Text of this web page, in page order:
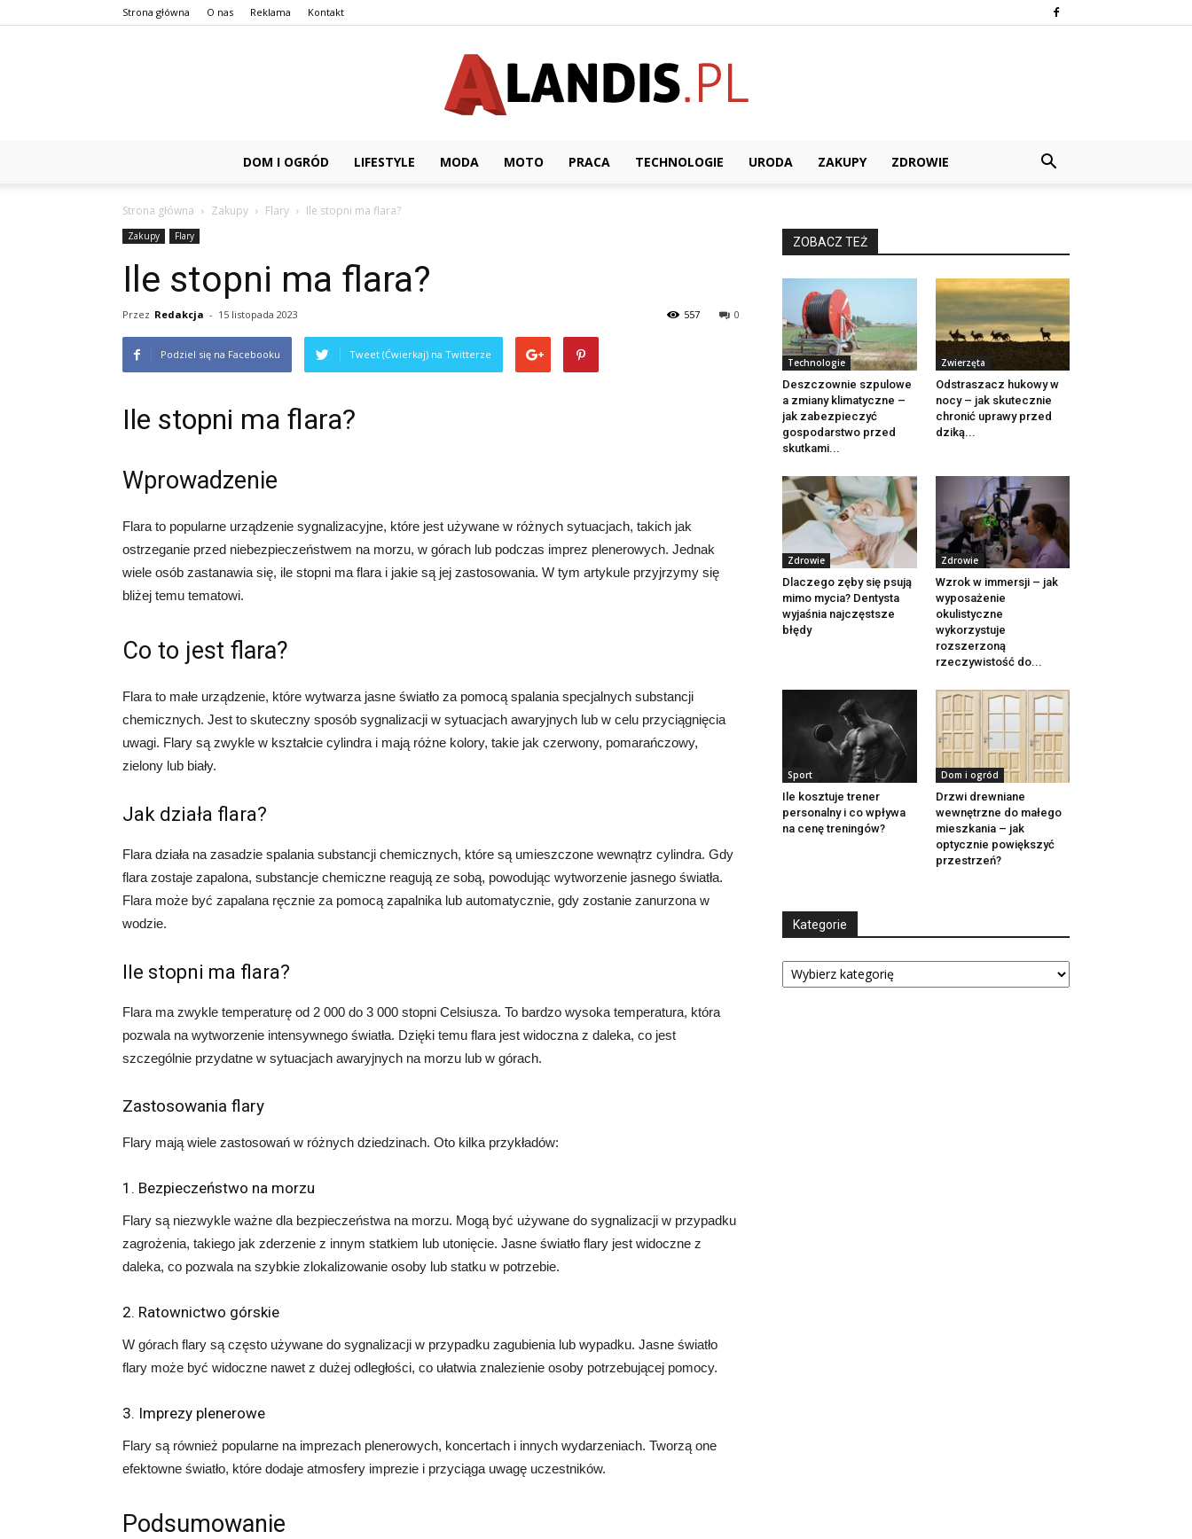
Strona główna O nas Reklama Kontakt
DOM I OGRÓD LIFESTYLE MODA MOTO PRACA TECHNOLOGIE URODA ZAKUPY ZDROWIE
Strona główna Zakupy Flary Ile stopni ma flara?
Zakupy Flary
Ile stopni ma flara?
Przez Redakcja - 15 listopada 2023 0
557
Podziel się na Facebooku Tweet (Ćwierkaj) na Twitterze
Ile stopni ma flara?
Wprowadzenie
Flara to popularne urządzenie sygnalizacyjne, które jest używane w różnych sytuacjach, takich jak
ostrzeganie przed niebezpieczeństwem na morzu, w górach lub podczas imprez plenerowych. Jednak
wiele osób zastanawia się, ile stopni ma flara i jakie są jej zastosowania. W tym artykule przyjrzymy się
bliżej temu tematowi.
Co to jest flara?
Flara to małe urządzenie, które wytwarza jasne światło za pomocą spalania specjalnych substancji
chemicznych. Jest to skuteczny sposób sygnalizacji w sytuacjach awaryjnych lub w celu przyciągnięcia
uwagi. Flary są zwykle w kształcie cylindra i mają różne kolory, takie jak czerwony, pomarańczowy,
zielony lub biały.
Jak działa flara?
Flara działa na zasadzie spalania substancji chemicznych, które są umieszczone wewnątrz cylindra. Gdy
flara zostaje zapalona, substancje chemiczne reagują ze sobą, powodując wytworzenie jasnego światła.
Flara może być zapalana ręcznie za pomocą zapalnika lub automatycznie, gdy zostanie zanurzona w
wodzie.
Ile stopni ma flara?
Flara ma zwykle temperaturę od 2 000 do 3 000 stopni Celsiusza. To bardzo wysoka temperatura, która
pozwala na wytworzenie intensywnego światła. Dzięki temu flara jest widoczna z daleka, co jest
szczególnie przydatne w sytuacjach awaryjnych na morzu lub w górach.
Zastosowania flary
Flary mają wiele zastosowań w różnych dziedzinach. Oto kilka przykładów:
1. Bezpieczeństwo na morzu
Flary są niezwykle ważne dla bezpieczeństwa na morzu. Mogą być używane do sygnalizacji w przypadku
zagrożenia, takiego jak zderzenie z innym statkiem lub utonięcie. Jasne światło flary jest widoczne z
daleka, co pozwala na szybkie zlokalizowanie osoby lub statku w potrzebie.
2. Ratownictwo górskie
W górach flary są często używane do sygnalizacji w przypadku zagubienia lub wypadku. Jasne światło
flary może być widoczne nawet z dużej odległości, co ułatwia znalezienie osoby potrzebującej pomocy.
3. Imprezy plenerowe
Flary są również popularne na imprezach plenerowych, koncertach i innych wydarzeniach. Tworzą one
efektowne światło, które dodaje atmosfery imprezie i przyciąga uwagę uczestników.
Podsumowanie
ZOBACZ TEŻ
Technologie
Deszczownie szpulowe
a zmiany klimatyczne –
jak zabezpieczyć
gospodarstwo przed
skutkami...
Zwierzęta
Odstraszacz hukowy w
nocy – jak skutecznie
chronić uprawy przed
dziką...
Zdrowie
Dlaczego zęby się psują
mimo mycia? Dentysta
wyjaśnia najczęstsze
błędy
Zdrowie
Wzrok w immersji – jak
wyposażenie
okulistyczne
wykorzystuje
rozszerzoną
rzeczywistość do...
Sport
Ile kosztuje trener
personalny i co wpływa
na cenę treningów?
Dom i ogród
Drzwi drewniane
wewnętrzne do małego
mieszkania – jak
optycznie powiększyć
przestrzeń?
Kategorie
Kategorie